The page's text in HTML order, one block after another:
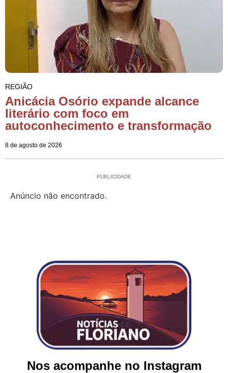
REGIÃO
Anicácia Osório expande alcance
literário com foco em
autoconhecimento e transformação
8 de agosto de 2026
PUBLICIDADE
Anúncio não encontrado.
Nos acompanhe no Instagram